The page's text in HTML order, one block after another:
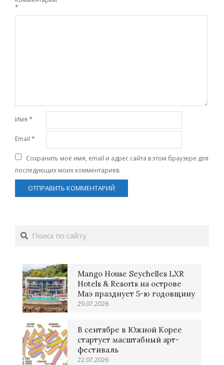
*
Имя *
Email *
Сохранить моё имя, email и адрес сайта в этом браузере для
последующих моих комментариев.
Поиск
Mango House Seychelles LXR
Hotels & Resorts на острове
Маэ празднует 5-ю годовщину
29.07.2026
В сентябре в Южной Корее
стартует масштабный арт-
фестиваль
22.07.2026